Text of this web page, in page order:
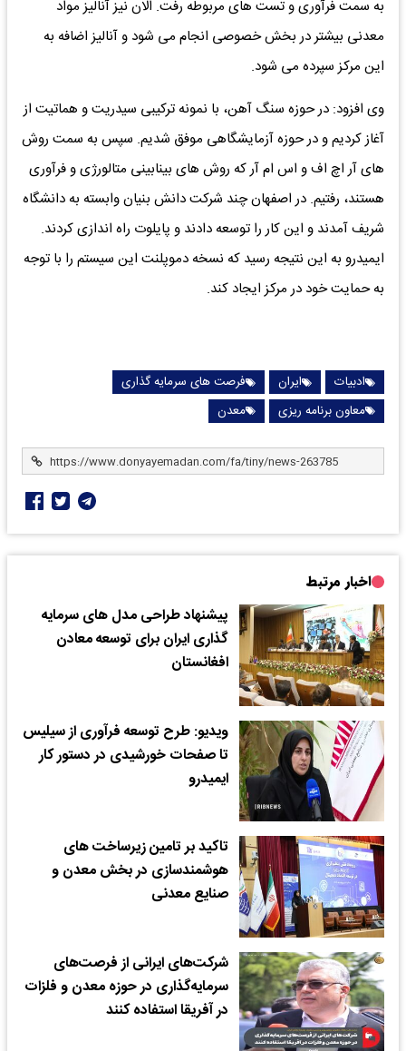
به سمت فرآوری و تست های مربوطه رفت. الان نیز آنالیز مواد
معدنی بیشتر در بخش خصوصی انجام می شود و آنالیز اضافه به
این مرکز سپرده می شود.
وی افزود: در حوزه سنگ آهن، با نمونه ترکیبی سیدریت و هماتیت از
آغاز کردیم و در حوزه آزمایشگاهی موفق شدیم. سپس به سمت روش
های آر اچ اف و اس ام آر که روش های بینابینی متالورژی و فرآوری
هستند، رفتیم. در اصفهان چند شرکت دانش بنیان وابسته به دانشگاه
شریف آمدند و این کار را توسعه دادند و پایلوت راه اندازی کردند.
ایمیدرو به این نتیجه رسید که نسخه دموپلنت این سیستم را با توجه
به حمایت خود در مرکز ایجاد کند.
ادبیات ایران
فرصت های سرمایه گذاری
معاون برنامه ریزی
معدن
اخبار مرتبط
پیشنهاد طراحی مدل های سرمایه
گذاری ایران برای توسعه معادن
افغانستان
ویدیو: طرح توسعه فرآوری از سیلیس
تا صفحات خورشیدی در دستور کار
ایمیدرو
تاکید بر تامین زیرساخت های
هوشمندسازی در بخش معدن و
صنایع معدنی
شرکت‌های ایرانی از فرصت‌های
سرمایه‌گذاری در حوزه معدن و فلزات
در آفریقا استفاده کنند